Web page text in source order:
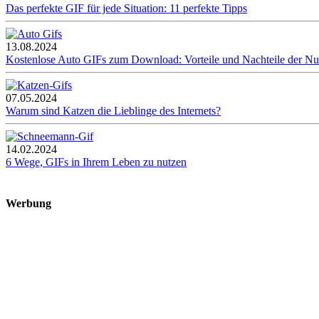
Das perfekte GIF für jede Situation: 11 perfekte Tipps
13.08.2024
Kostenlose Auto GIFs zum Download: Vorteile und Nachteile der
07.05.2024
Warum sind Katzen die Lieblinge des Internets?
14.02.2024
6 Wege, GIFs in Ihrem Leben zu nutzen
Werbung